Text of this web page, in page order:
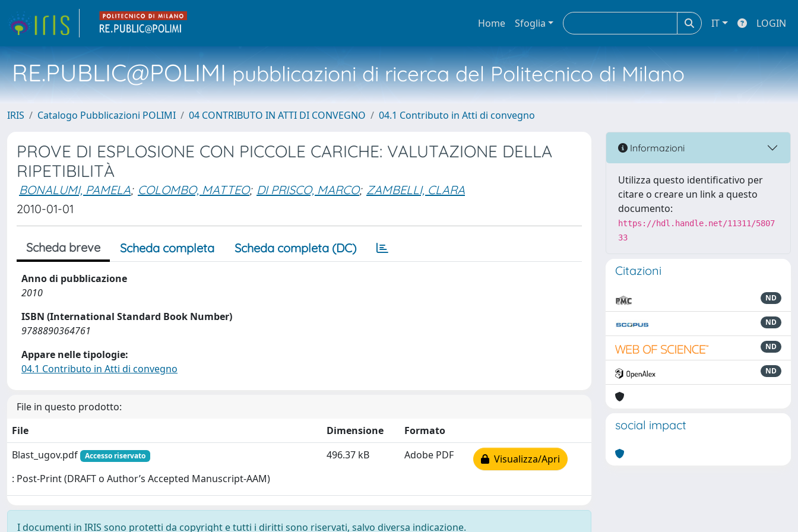
Home Sfoglia IT LOGIN
RE.PUBLIC@POLIMIpubblicazioni di ricerca del Politecnico di Milano
IRIS Catalogo Pubblicazioni POLIMI 04 CONTRIBUTO IN ATTI DI CONVEGNO 04.1 Contributo in Atti di convegno
PROVE DI ESPLOSIONE CON PICCOLE CARICHE: VALUTAZIONE DELLA
RIPETIBILITÀ
BONALUMI, PAMELA; COLOMBO, MATTEO; DI PRISCO, MARCO; ZAMBELLI, CLARA
2010-01-01
Scheda breve Scheda completa Scheda completa (DC)
Anno di pubblicazione
2010
ISBN (International Standard Book Number)
9788890364761
Appare nelle tipologie:
04.1 Contributo in Atti di convegno
File in questo prodotto:
File
Dimensione
Formato
Blast_ugov.pdf
Accesso riservato
: Post-Print (DRAFT o Author’s Accepted Manuscript-AAM)
496.37 kB Adobe PDF Visualizza/Apri
I documenti in IRIS sono protetti da copyright e tutti i diritti sono riservati, salvo diversa indicazione.
Informazioni
Utilizza questo identificativo per
citare o creare un link a questo
documento:
https://hdl.handle.net/11311/5807
33
Citazioni
ND
ND
ND
ND
social impact